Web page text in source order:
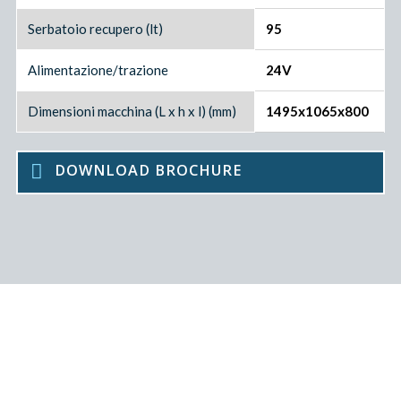
Serbatoio recupero (lt) 95
Alimentazione/trazione 24V
Dimensioni macchina (L x h x l) (mm) 1495x1065x800
DOWNLOAD BROCHURE